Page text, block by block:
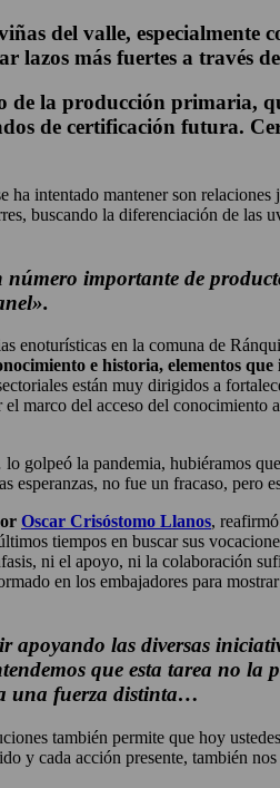
del valle, especialmente
lazos más fuertes a través
la producción primaria,
de certificación futura.
intentado mantener son relaciones
buscando la diferenciación de las
importante de
enoturísticas en la comuna de
e historia, elementos
están muy dirigidos a
del acceso del conocimiento
golpeó la pandemia, hubiéramos
no fue un fracaso, pero
Oscar Crisóstomo Llanos,
tiempos en buscar sus
ni el apoyo, ni la colaboración
en los embajadores para
las diversas
que esta tarea no la
una fuerza distinta…
también permite que hoy
y cada acción presente, también